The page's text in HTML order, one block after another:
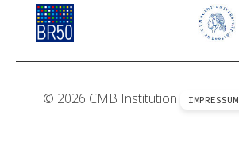
© 2026 CMB Institution IMPRESSUM